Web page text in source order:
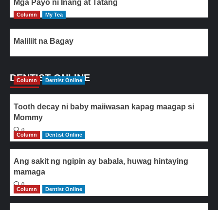
Mga Payo ni Inang at Tatang
Column My Tea
Maliliit na Bagay
DENTIST ONLINE
Column Dentist Online
Tooth decay ni baby maiiwasan kapag maagap si
Mommy
0
Column
Dentist Online
Ang sakit ng ngipin ay babala, huwag hintaying
mamaga
0
Column
Dentist Online